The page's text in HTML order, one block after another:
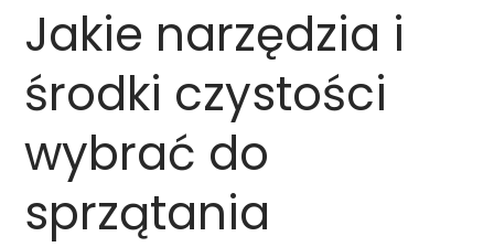
Jakie narzędzia i
środki czystości
wybrać do
sprzątania